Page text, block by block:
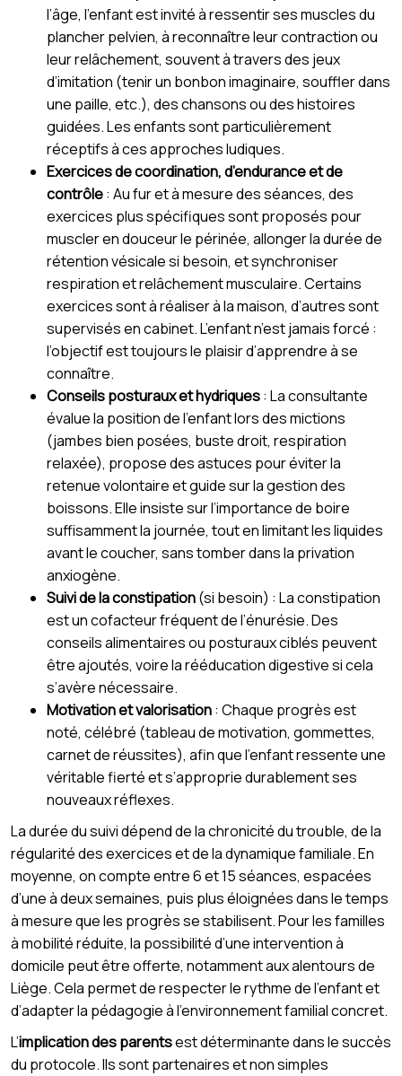
l’âge, l’enfant est invité à ressentir ses muscles du
plancher pelvien, à reconnaître leur contraction ou
leur relâchement, souvent à travers des jeux
d’imitation (tenir un bonbon imaginaire, souffler dans
une paille, etc.), des chansons ou des histoires
guidées. Les enfants sont particulièrement
réceptifs à ces approches ludiques.
Exercices de coordination, d’endurance et de
contrôle: Au fur et à mesure des séances, des
exercices plus spécifiques sont proposés pour
muscler en douceur le périnée, allonger la durée de
rétention vésicale si besoin, et synchroniser
respiration et relâchement musculaire. Certains
exercices sont à réaliser à la maison, d’autres sont
supervisés en cabinet. L’enfant n’est jamais forcé :
l’objectif est toujours le plaisir d’apprendre à se
connaître.
Conseils posturaux et hydriques: La consultante
évalue la position de l’enfant lors des mictions
(jambes bien posées, buste droit, respiration
relaxée), propose des astuces pour éviter la
retenue volontaire et guide sur la gestion des
boissons. Elle insiste sur l’importance de boire
suffisamment la journée, tout en limitant les liquides
avant le coucher, sans tomber dans la privation
anxiogène.
Suivi de la constipation(si besoin) : La constipation
est un cofacteur fréquent de l’énurésie. Des
conseils alimentaires ou posturaux ciblés peuvent
être ajoutés, voire la rééducation digestive si cela
s’avère nécessaire.
Motivation et valorisation: Chaque progrès est
noté, célébré (tableau de motivation, gommettes,
carnet de réussites), afin que l’enfant ressente une
véritable fierté et s’approprie durablement ses
nouveaux réflexes.
La durée du suivi dépend de la chronicité du trouble, de la
régularité des exercices et de la dynamique familiale. En
moyenne, on compte entre 6 et 15 séances, espacées
d’une à deux semaines, puis plus éloignées dans le temps
à mesure que les progrès se stabilisent. Pour les familles
à mobilité réduite, la possibilité d’une intervention à
domicile peut être offerte, notamment aux alentours de
Liège. Cela permet de respecter le rythme de l’enfant et
d’adapter la pédagogie à l’environnement familial concret.
L’implication des parentsest déterminante dans le succès
du protocole. Ils sont partenaires et non simples